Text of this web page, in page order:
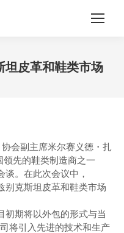
坦皮革和鞋类市场
协会副主席米尔赛义德・扎
领先的鞋类制造商之一
谈。在此次会议中，
别克斯坦皮革和鞋类市场
初期将以外包的形式与当
将引入先进的技术和生产